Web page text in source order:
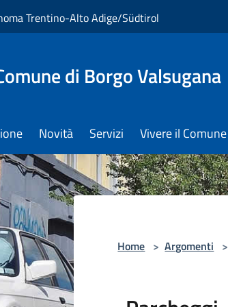
Trentino-Alto Adige/Südtirol
di Borgo Valsugana
Novità Servizi Vivere il Comune
Home > Argomenti >